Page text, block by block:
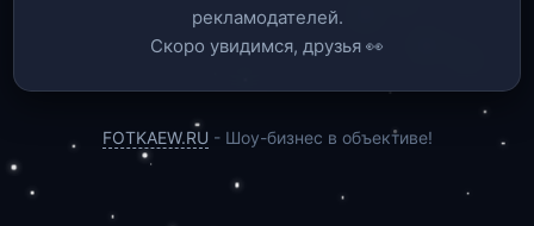
рекламодателей.
Скоро увидимся, друзья 👀
FOTKAEW.RU - Шоу-бизнес в объективе!